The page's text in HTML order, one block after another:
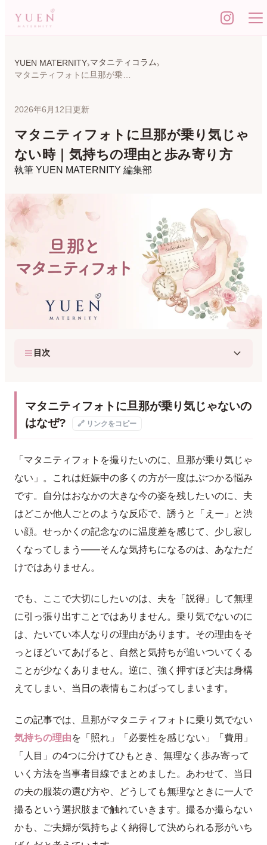
YUEN MATERNITY マタニティコラム
2026年6月12日更新
マタニティフォトに旦那が乗り気じゃ
ない時｜気持ちの理由と歩み寄り方
執筆 YUEN MATERNITY 編集部
目次
マタニティフォトに旦那が乗り気じゃないの
はなぜ?
🔗 リンクをコピー
「マタニティフォトを撮りたいのに、旦那が乗り気じゃ
ない」。これは妊娠中の多くの方が一度はぶつかる悩み
です。自分はおなかの大きな今の姿を残したいのに、夫
はどこか他人ごとのような反応で、誘うと「えー」と渋
い顔。せっかくの記念なのに温度差を感じて、少し寂し
くなってしまう——そんな気持ちになるのは、あなただ
けではありません。
でも、ここで大切にしたいのは、夫を「説得」して無理
に引っ張り出すことではありません。乗り気でないのに
は、たいてい本人なりの理由があります。その理由をそ
っとほどいてあげると、自然と気持ちが追いついてくる
ことが少なくありません。逆に、強く押すほど夫は身構
えてしまい、当日の表情もこわばってしまいます。
この記事では、旦那がマタニティフォトに乗り気でない
気持ちの理由を「照れ」「必要性を感じない」「費用」
「人目」の4つに分けてひもとき、無理なく歩み寄って
いく方法を当事者目線でまとめました。あわせて、当日
の夫の服装の選び方や、どうしても無理なときに一人で
撮るという選択肢まで触れていきます。撮るか撮らない
かも、ご夫婦が気持ちよく納得して決められる形がいち